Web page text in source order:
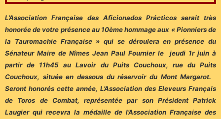
L’Association Française des Aficionados Prácticos serait très
honorée de votre présence au 10ème hommage aux « Pionniers de
la Tauromachie Française » qui se déroulera en présence du
Sénateur Maire de Nîmes Jean Paul Fournier le jeudi 1r juin à
partir de 11h45 au Lavoir du Puits Couchoux, rue du Puits
Couchoux, située en dessous du réservoir du Mont Margarot.
Seront honorés cette année, L’Association des Eleveurs Français
de Toros de Combat, représentée par son Président Patrick
Laugier qui recevra la médaille de l’Association Française des